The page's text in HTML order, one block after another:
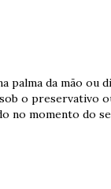
palma da mão ou
o preservativo
no momento do